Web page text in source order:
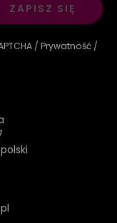
ZAPISZ SIĘ
/ Prywatność /